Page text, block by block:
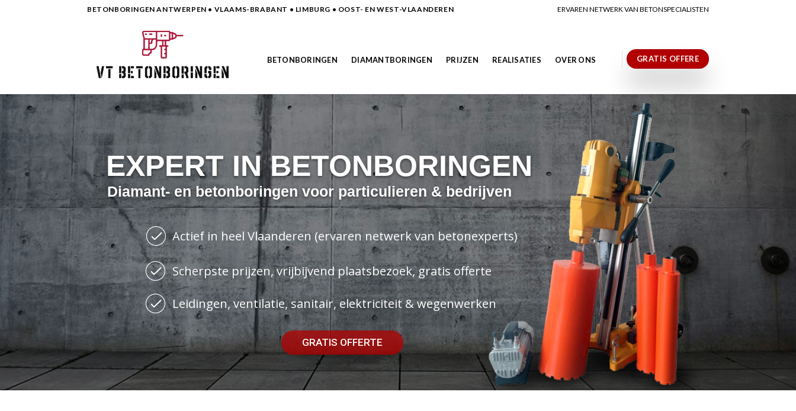
BETONBORINGEN ANTWERPEN • VLAAMS-BRABANT • LIMBURG • OOST- EN WEST-VLAANDEREN ERVAREN NETWERK VAN BETONSPECIALISTEN
BETONBORINGEN DIAMANTBORINGEN PRIJZEN REALISATIES OVER ONS GRATIS OFFERE
EXPERT IN BETONBORINGEN
Diamant- en betonboringen voor particulieren & bedrijven
Actief in heel Vlaanderen (ervaren netwerk van betonexperts)
Scherpste prijzen, vrijbijvend plaatsbezoek, gratis offerte
Leidingen, ventilatie, sanitair, elektriciteit & wegenwerken
GRATIS OFFERTE